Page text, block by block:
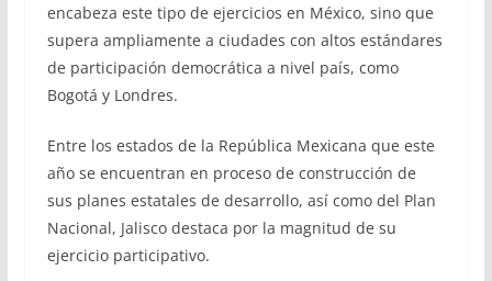
encabeza este tipo de ejercicios en México, sino que
supera ampliamente a ciudades con altos estándares
de participación democrática a nivel país, como
Bogotá y Londres.
Entre los estados de la República Mexicana que este
año se encuentran en proceso de construcción de
sus planes estatales de desarrollo, así como del Plan
Nacional, Jalisco destaca por la magnitud de su
ejercicio participativo.